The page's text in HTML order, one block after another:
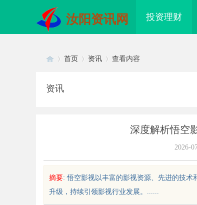
汝阳资讯网 投资理财
首页 资讯 查看内容
资讯
深度解析悟空
2026-
摘要: 悟空影视以丰富的影视资源、先进的技
升级，持续引领影视行业发展。......